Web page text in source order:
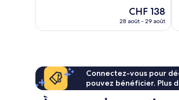
Le
nouveau
CHF 138
28 août - 29 août
Connectez-vous pour
pouvez bénéficier. Plus